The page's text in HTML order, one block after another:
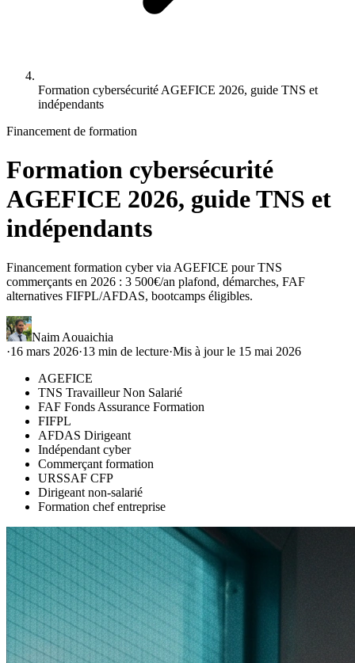
Formation cybersécurité AGEFICE 2026, guide TNS et
indépendants
Financement de formation
Formation cybersécurité
AGEFICE 2026, guide TNS et
indépendants
Financement formation cyber via AGEFICE pour TNS
commerçants en 2026 : 3 500€/an plafond, démarches, FAF
alternatives FIFPL/AFDAS, bootcamps éligibles.
Naim Aouaichia
·16 mars 2026·13 min de lecture·Mis à jour le 15 mai 2026
AGEFICE
TNS Travailleur Non Salarié
FAF Fonds Assurance Formation
FIFPL
AFDAS Dirigeant
Indépendant cyber
Commerçant formation
URSSAF CFP
Dirigeant non-salarié
Formation chef entreprise